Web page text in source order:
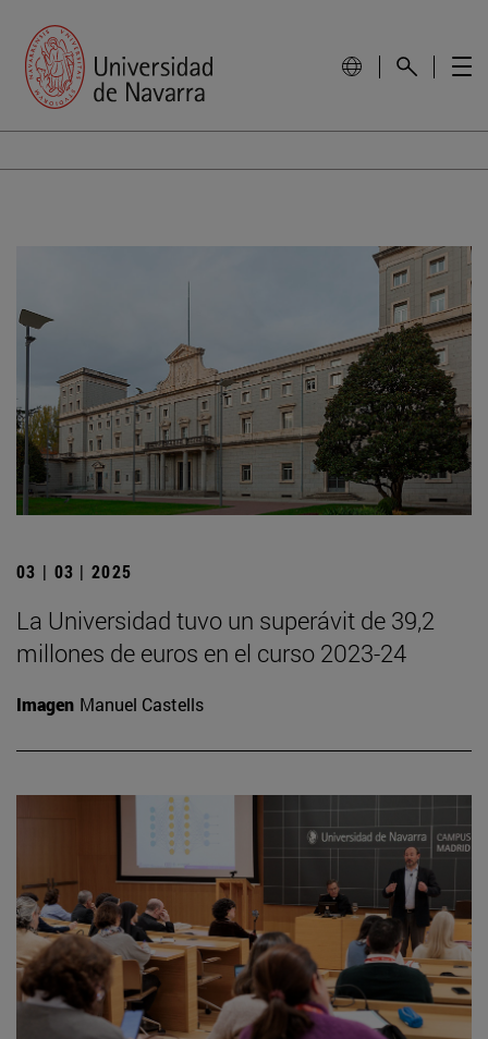
03 | 03 | 2025
La Universidad tuvo un superávit de 39,2
millones de euros en el curso 2023-24
Imagen Manuel Castells